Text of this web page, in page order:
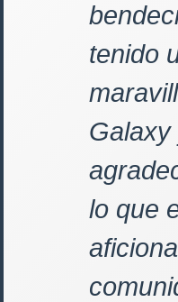
tenido
lo que